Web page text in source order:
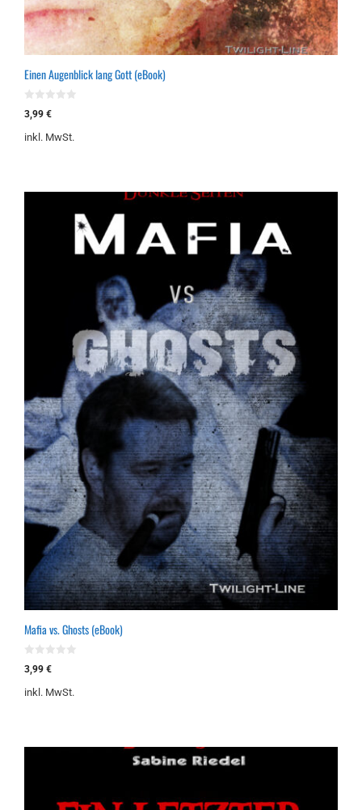
Einen Augenblick lang Gott (eBook)
0
v
n
3,99 €
inkl. MwSt.
Mafia vs. Ghosts (eBook)
0
v
n
3,99 €
inkl. MwSt.